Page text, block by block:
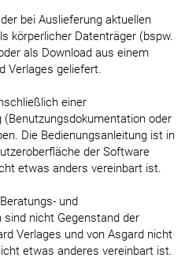
bei Auslieferung aktuellen
körperlicher Datenträger (bspw.
als Download aus einem
Verlages geliefert.
einer
(Benutzungsdokumentation oder
Die Bedienungsanleitung ist in
der Software
etwas anders vereinbart ist.
und
sind nicht Gegenstand der
Verlages und von Asgard nicht
etwas anderes vereinbart ist.